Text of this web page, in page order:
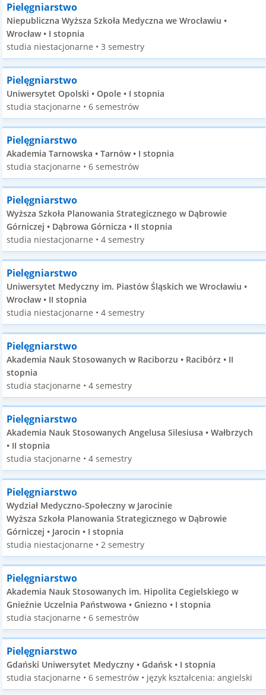
Pielęgniarstwo
Niepubliczna Wyższa Szkoła Medyczna we Wrocławiu •
Wrocław • I stopnia
studia niestacjonarne • 3 semestry
Pielęgniarstwo
Uniwersytet Opolski • Opole • I stopnia
studia stacjonarne • 6 semestrów
Pielęgniarstwo
Akademia Tarnowska • Tarnów • I stopnia
studia stacjonarne • 6 semestrów
Pielęgniarstwo
Wyższa Szkoła Planowania Strategicznego w Dąbrowie
Górniczej • Dąbrowa Górnicza • II stopnia
studia niestacjonarne • 4 semestry
Pielęgniarstwo
Uniwersytet Medyczny im. Piastów Śląskich we Wrocławiu •
Wrocław • II stopnia
studia niestacjonarne • 4 semestry
Pielęgniarstwo
Akademia Nauk Stosowanych w Raciborzu • Racibórz • II
stopnia
studia stacjonarne • 4 semestry
Pielęgniarstwo
Akademia Nauk Stosowanych Angelusa Silesiusa • Wałbrzych
• II stopnia
studia stacjonarne • 4 semestry
Pielęgniarstwo
Wydział Medyczno-Społeczny w Jarocinie
Wyższa Szkoła Planowania Strategicznego w Dąbrowie
Górniczej • Jarocin • I stopnia
studia niestacjonarne • 2 semestry
Pielęgniarstwo
Akademia Nauk Stosowanych im. Hipolita Cegielskiego w
Gnieźnie Uczelnia Państwowa • Gniezno • I stopnia
studia stacjonarne • 6 semestrów
Pielęgniarstwo
Gdański Uniwersytet Medyczny • Gdańsk • I stopnia
studia stacjonarne • 6 semestrów • język kształcenia: angielski